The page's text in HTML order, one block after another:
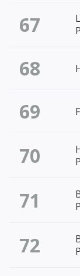
67
68
69
70
71
72